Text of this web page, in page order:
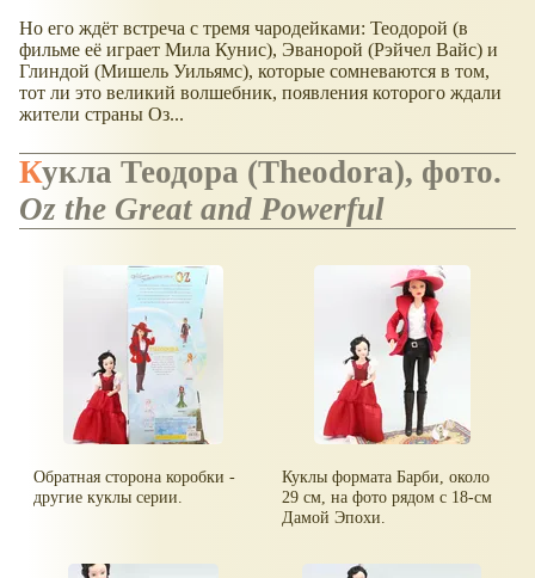
Но его ждёт встреча с тремя чародейками: Теодорой (в
фильме её играет Мила Кунис), Эванорой (Рэйчел Вайс) и
Глиндой (Мишель Уильямс), которые сомневаются в том,
тот ли это великий волшебник, появления которого ждали
жители страны Оз...
Кукла Теодора (Theodora), фото.
Oz the Great and Powerful
Обратная сторона коробки -
другие куклы серии.
Куклы формата Барби, около
29 см, на фото рядом с 18-см
Дамой Эпохи.